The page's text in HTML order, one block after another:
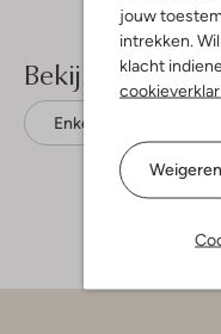
jouw
intrekken.
klacht
Weigeren
Bekijk meer
Enkellaarsjes